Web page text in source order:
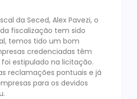
da Seced, Alex Pavezi, o
fiscalização tem sido
temos tido um bom
credenciadas têm
estipulado na licitação.
reclamações pontuais e já
para os devidos